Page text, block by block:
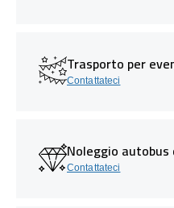
Trasporto per
Contattateci
Noleggio autobus
Contattateci